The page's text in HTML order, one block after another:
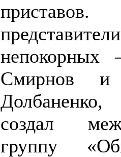
представители
непокорных
Смирнов и
создал
группу